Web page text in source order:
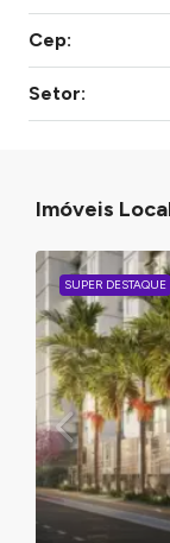
Cep:
Setor:
Imóveis
SUPER DESTAQUE